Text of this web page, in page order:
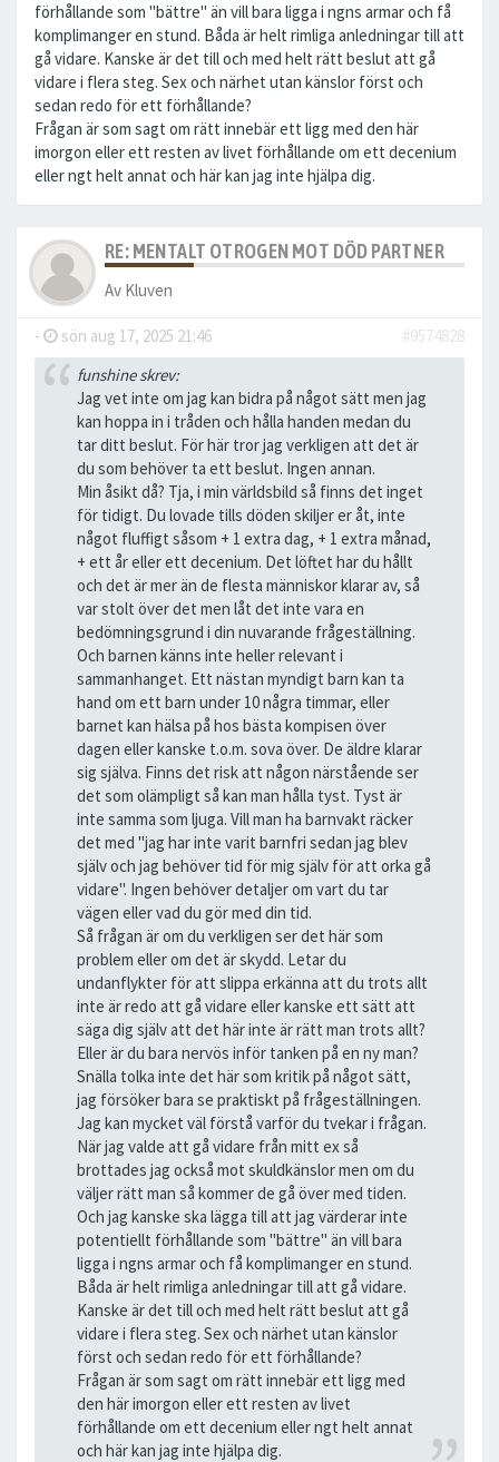
förhållande som "bättre" än vill bara ligga i ngns armar och få
komplimanger en stund. Båda är helt rimliga anledningar till att
gå vidare. Kanske är det till och med helt rätt beslut att gå
vidare i flera steg. Sex och närhet utan känslor först och
sedan redo för ett förhållande?
Frågan är som sagt om rätt innebär ett ligg med den här
imorgon eller ett resten av livet förhållande om ett decenium
eller ngt helt annat och här kan jag inte hjälpa dig.
RE: MENTALT OTROGEN MOT DÖD PARTNER
Av Kluven
- sön aug 17, 2025 21:46
#9574828
funshine skrev:
Jag vet inte om jag kan bidra på något sätt men jag
kan hoppa in i tråden och hålla handen medan du
tar ditt beslut. För här tror jag verkligen att det är
du som behöver ta ett beslut. Ingen annan.
Min åsikt då? Tja, i min världsbild så finns det inget
för tidigt. Du lovade tills döden skiljer er åt, inte
något fluffigt såsom + 1 extra dag, + 1 extra månad,
+ ett år eller ett decenium. Det löftet har du hållt
och det är mer än de flesta människor klarar av, så
var stolt över det men låt det inte vara en
bedömningsgrund i din nuvarande frågeställning.
Och barnen känns inte heller relevant i
sammanhanget. Ett nästan myndigt barn kan ta
hand om ett barn under 10 några timmar, eller
barnet kan hälsa på hos bästa kompisen över
dagen eller kanske t.o.m. sova över. De äldre klarar
sig själva. Finns det risk att någon närstående ser
det som olämpligt så kan man hålla tyst. Tyst är
inte samma som ljuga. Vill man ha barnvakt räcker
det med "jag har inte varit barnfri sedan jag blev
själv och jag behöver tid för mig själv för att orka gå
vidare". Ingen behöver detaljer om vart du tar
vägen eller vad du gör med din tid.
Så frågan är om du verkligen ser det här som
problem eller om det är skydd. Letar du
undanflykter för att slippa erkänna att du trots allt
inte är redo att gå vidare eller kanske ett sätt att
säga dig själv att det här inte är rätt man trots allt?
Eller är du bara nervös inför tanken på en ny man?
Snälla tolka inte det här som kritik på något sätt,
jag försöker bara se praktiskt på frågeställningen.
Jag kan mycket väl förstå varför du tvekar i frågan.
När jag valde att gå vidare från mitt ex så
brottades jag också mot skuldkänslor men om du
väljer rätt man så kommer de gå över med tiden.
Och jag kanske ska lägga till att jag värderar inte
potentiellt förhållande som "bättre" än vill bara
ligga i ngns armar och få komplimanger en stund.
Båda är helt rimliga anledningar till att gå vidare.
Kanske är det till och med helt rätt beslut att gå
vidare i flera steg. Sex och närhet utan känslor
först och sedan redo för ett förhållande?
Frågan är som sagt om rätt innebär ett ligg med
den här imorgon eller ett resten av livet
förhållande om ett decenium eller ngt helt annat
och här kan jag inte hjälpa dig.